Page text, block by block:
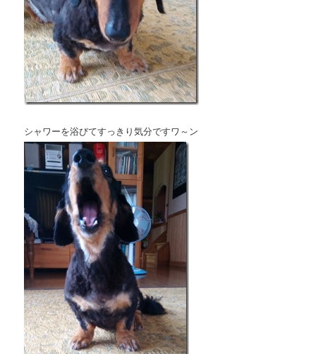
シャワーを浴びてすっきり気分ですワ～ン